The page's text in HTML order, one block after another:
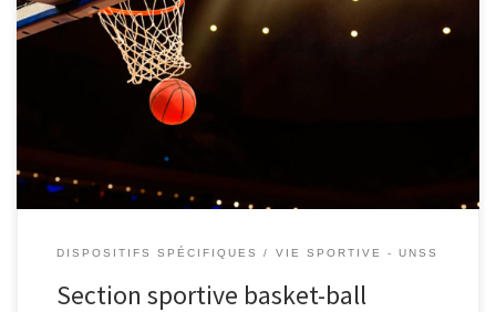
La Section Sportive Basket-ball du Campus de Coulommiers ouvre
ses candidatures pour les élèves sortant de troisième des collèges
du District 6 et, par dérogation, pour les autres élèves
DISPOSITIFS SPÉCIFIQUES VIE SPORTIVE - UNSS
Section sportive basket-ball